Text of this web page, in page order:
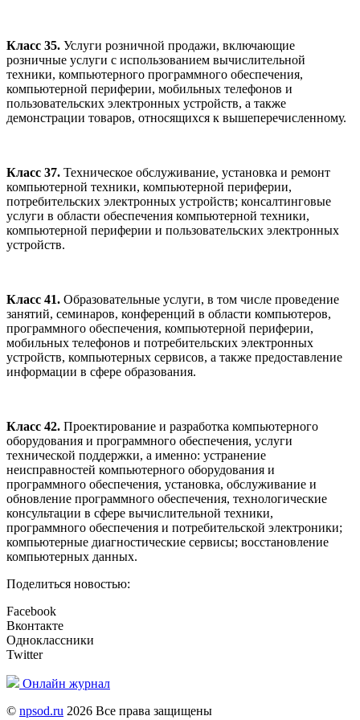
Класс 35. Услуги розничной продажи, включающие
розничные услуги с использованием вычислительной
техники, компьютерного программного обеспечения,
компьютерной периферии, мобильных телефонов и
пользовательских электронных устройств, а также
демонстрации товаров, относящихся к вышеперечисленному.
Класс 37. Техническое обслуживание, установка и ремонт
компьютерной техники, компьютерной периферии,
потребительских электронных устройств; консалтинговые
услуги в области обеспечения компьютерной техники,
компьютерной периферии и пользовательских электронных
устройств.
Класс 41. Образовательные услуги, в том числе проведение
занятий, семинаров, конференций в области компьютеров,
программного обеспечения, компьютерной периферии,
мобильных телефонов и потребительских электронных
устройств, компьютерных сервисов, а также предоставление
информации в сфере образования.
Класс 42. Проектирование и разработка компьютерного
оборудования и программного обеспечения, услуги
технической поддержки, а именно: устранение
неисправностей компьютерного оборудования и
программного обеспечения, установка, обслуживание и
обновление программного обеспечения, технологические
консультации в сфере вычислительной техники,
программного обеспечения и потребительской электроники;
компьютерные диагностические сервисы; восстановление
компьютерных данных.
Поделиться новостью:
Facebook
Вконтакте
Одноклассники
Twitter
Онлайн журнал
© npsod.ru 2026 Все права защищены